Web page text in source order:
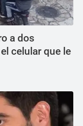
a dos
celular que le